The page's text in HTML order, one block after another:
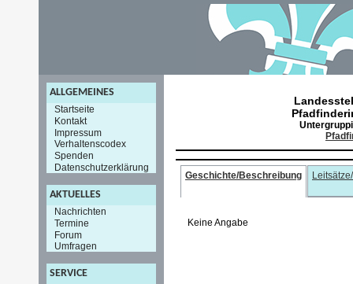
ALLGEMEINES
Startseite
Kontakt
Impressum
Verhaltenscodex
Spenden
Datenschutzerklärung
AKTUELLES
Nachrichten
Termine
Forum
Umfragen
SERVICE
Geschichte/Beschreibung
Keine Angabe